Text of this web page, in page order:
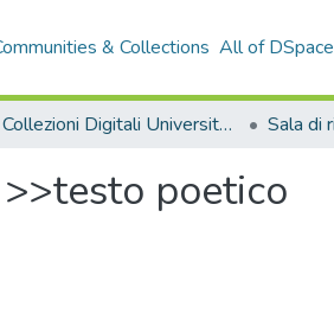
& Collections All of DSpace
Collezioni Digitali Università della Calabria
poetico